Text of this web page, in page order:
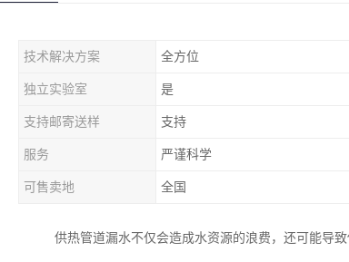
技术解决方案 全方位
独立实验室 是
支持邮寄送样 支持
服务 严谨科学
可售卖地 全国
供热管道漏水不仅会造成水资源的浪费，还可能导